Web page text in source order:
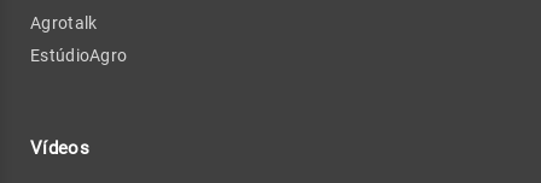
Agrotalk
EstúdioAgro
Vídeos